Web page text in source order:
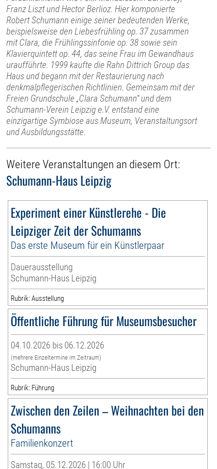
Franz Liszt und Hector Berlioz. Hier komponierte
Robert Schumann einige seiner bedeutenden Werke,
beispielsweise den Liebesfrühling op. 37 zusammen
mit Clara, die Frühlingssinfonie op. 38 sowie sein
Klavierquintett op. 44, das seine Frau im Gewandhaus
uraufführte. 1999 kaufte die Rahn Dittrich Group das
Haus und begann mit der Restaurierung nach
denkmalpflegerischen Richtlinien. Gemeinsam mit der
Freien Grundschule „Clara Schumann“ und dem
Schumann-Verein Leipzig e.V. entstand eine
einzigartige Symbiose aus Museum, Veranstaltungsort
und Ausbildungsstätte.
Weitere Veranstaltungen an diesem Ort:
Schumann-Haus Leipzig
Experiment einer Künstlerehe - Die
Leipziger Zeit der Schumanns
Das erste Museum für ein Künstlerpaar
Dauerausstellung
Schumann-Haus Leipzig
Rubrik: Ausstellung
Öffentliche Führung für Museumsbesucher
04.10.2026 bis 06.12.2026
(mehrere Einzeltermine im Zeitraum)
Schumann-Haus Leipzig
Rubrik: Führung
Zwischen den Zeilen – Weihnachten bei den
Schumanns
Familienkonzert
Samstag, 05.12.2026 | 16:00 Uhr